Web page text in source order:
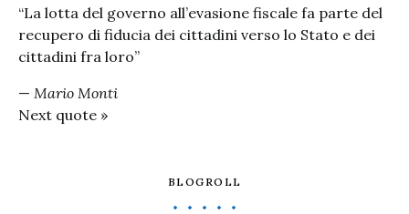
“La lotta del governo all’evasione fiscale fa parte del
recupero di fiducia dei cittadini verso lo Stato e dei
cittadini fra loro”
— Mario Monti
Next quote »
BLOGROLL